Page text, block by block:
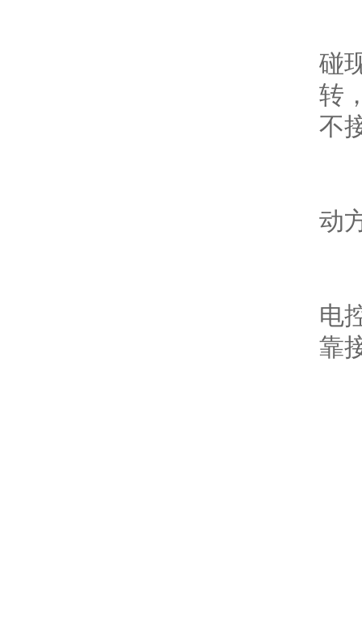
碰
转
不
动
电
靠